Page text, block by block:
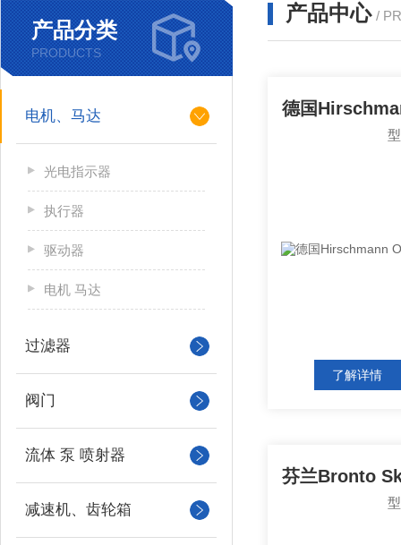
产品分类
PRODUCTS
电机、马达
光电指示器
执行器
驱动器
电机 马达
过滤器
阀门
流体 泵 喷射器
减速机、齿轮箱
产品中心 /
了解详情